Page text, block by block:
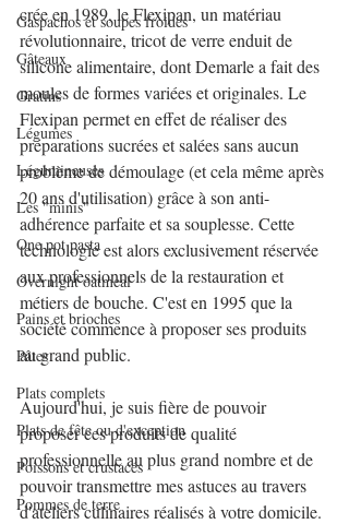
Gaspachos et soupes froides
Gâteaux
Gratins
Légumes
Légumineuses
Les "minis"
One pot pasta
Overnight oatmeal
Pains et brioches
Pâtes
Plats complets
Plats de fête ou d'exception
Poissons et crustacés
Pommes de terre
crée en 1989, le Flexipan, un matériau
révolutionnaire, tricot de verre enduit de
silicone alimentaire, dont Demarle a fait des
moules de formes variées et originales. Le
Flexipan permet en effet de réaliser des
préparations sucrées et salées sans aucun
problème de démoulage (et cela même après
20 ans d'utilisation) grâce à son anti-
adhérence parfaite et sa souplesse. Cette
technologie est alors exclusivement réservée
aux professionnels de la restauration et
métiers de bouche. C'est en 1995 que la
société commence à proposer ses produits
au grand public.
Aujourd'hui, je suis fière de pouvoir
proposer ces produits de qualité
professionnelle au plus grand nombre et de
pouvoir transmettre mes astuces au travers
d'ateliers culinaires réalisés à votre domicile.